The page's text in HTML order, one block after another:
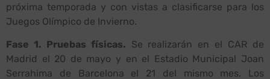
próxima temporada y con vistas a clasificarse para los
Juegos Olímpico de Invierno.
Fase 1. Pruebas físicas. Se realizarán en el CAR de
Madrid el 20 de mayo y en el Estadio Municipal Joan
Serrahima de Barcelona el 21 del mismo mes. Los